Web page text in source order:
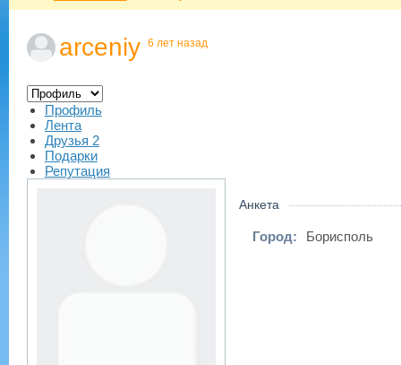
arceniy 6 лет назад
Профиль
Лента
Друзья 2
Подарки
Репутация
Анкета
Город: Борисполь